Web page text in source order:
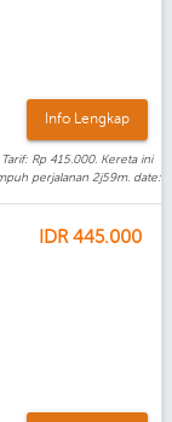
Info Lengkap
Rp 415.000. Kereta ini
perjalanan 2j59m. date:
IDR445.000